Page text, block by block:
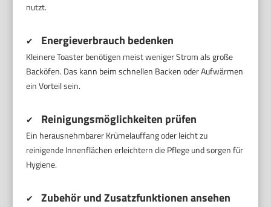
nutzt.
✔ Energieverbrauch bedenken
Kleinere Toaster benötigen meist weniger Strom als große
Backöfen. Das kann beim schnellen Backen oder Aufwärmen
ein Vorteil sein.
✔ Reinigungsmöglichkeiten prüfen
Ein herausnehmbarer Krümelauffang oder leicht zu
reinigende Innenflächen erleichtern die Pflege und sorgen für
Hygiene.
✔ Zubehör und Zusatzfunktionen ansehen